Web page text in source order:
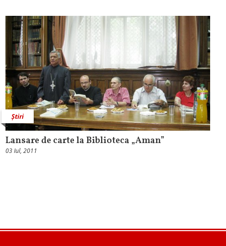
Știri
Lansare de carte la Biblioteca „Aman”
03 Iul, 2011